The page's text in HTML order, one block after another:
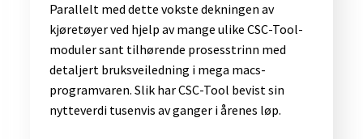
Parallelt med dette vokste dekningen av
kjøretøyer ved hjelp av mange ulike CSC-Tool-
moduler sant tilhørende prosesstrinn med
detaljert bruksveiledning i mega macs-
programvaren. Slik har CSC-Tool bevist sin
nytteverdi tusenvis av ganger i årenes løp.